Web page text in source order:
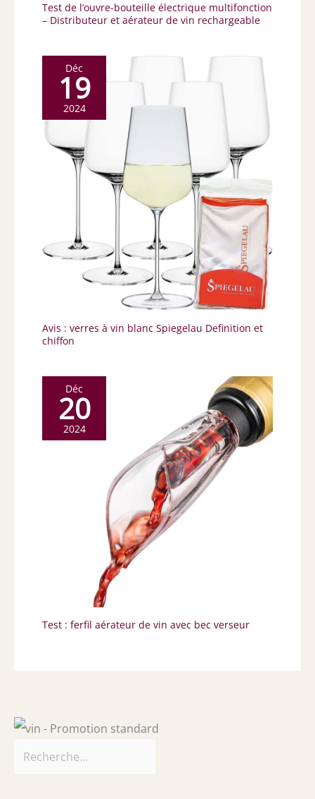
Test de l’ouvre-bouteille électrique multifonction
– Distributeur et aérateur de vin rechargeable
Déc
19
2024
Avis : verres à vin blanc Spiegelau Definition et
chiffon
Déc
20
2024
Test : ferfil aérateur de vin avec bec verseur